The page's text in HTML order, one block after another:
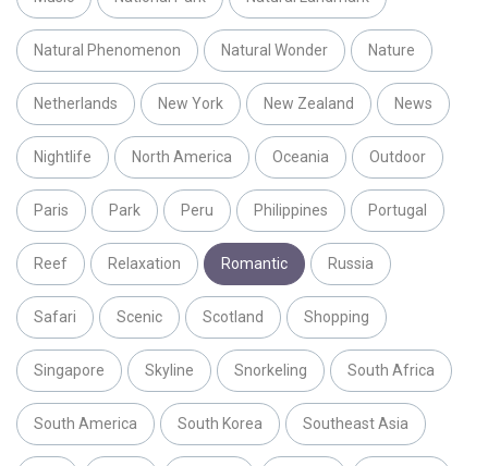
Natural Phenomenon Natural Wonder Nature
Netherlands New York New Zealand News
Nightlife North America Oceania Outdoor
Paris Park Peru Philippines Portugal
Reef Relaxation Romantic Russia
Safari Scenic Scotland Shopping
Singapore Skyline Snorkeling South Africa
South America South Korea Southeast Asia